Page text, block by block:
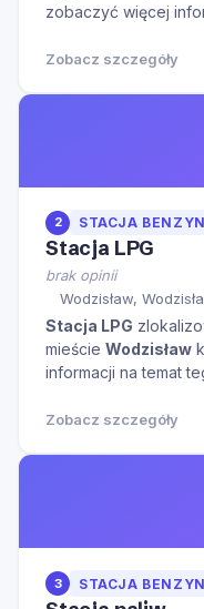
zobaczyć więcej
Zobacz szczegóły
2 STACJA
Stacja LPG
brak opinii
Wodzisław,
Stacja LPG
mieście Wodzisław
informacji na temat
Zobacz szczegóły
3 STACJA